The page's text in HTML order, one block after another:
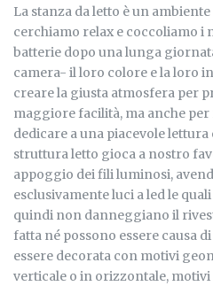
La stanza da letto è un
cerchiamo relax e coccoliamo i
batterie dopo una lunga
camera- il loro colore e la loro
creare la giusta atmosfera per
maggiore facilità, ma anche
dedicare a una piacevole lettura
struttura letto gioca a nostro
appoggio dei fili luminosi,
esclusivamente luci a led le
quindi non danneggiano il
fatta né possono essere causa
essere decorata con motivi
verticale o in orizzontale, motivi